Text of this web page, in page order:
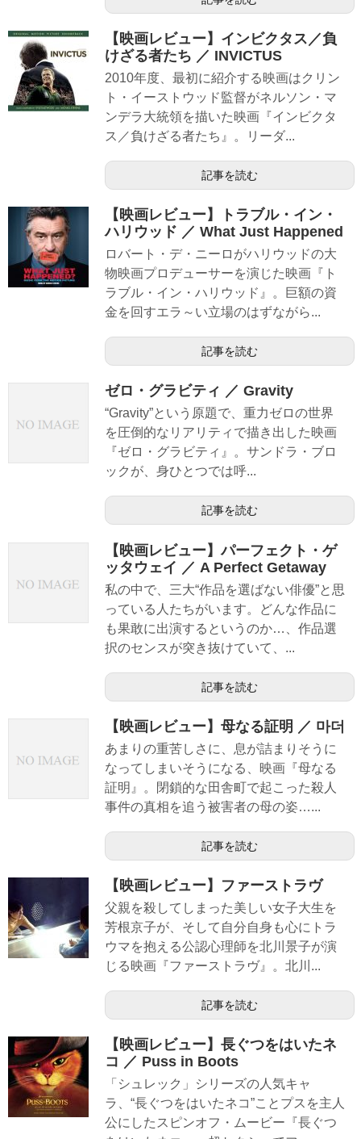
【映画レビュー】インビクタス／負
けざる者たち ／ INVICTUS
2010年度、最初に紹介する映画はクリン
ト・イーストウッド監督がネルソン・マ
ンデラ大統領を描いた映画『インビクタ
ス／負けざる者たち』。リーダ...
記事を読む
【映画レビュー】トラブル・イン・
ハリウッド ／ What Just Happened
ロバート・デ・ニーロがハリウッドの大
物映画プロデューサーを演じた映画『ト
ラブル・イン・ハリウッド』。巨額の資
金を回すエラ～い立場のはずながら...
記事を読む
ゼロ・グラビティ ／ Gravity
“Gravity”という原題で、重力ゼロの世界
を圧倒的なリアリティで描き出した映画
『ゼロ・グラビティ』。サンドラ・ブロ
ックが、身ひとつでは呼...
記事を読む
【映画レビュー】パーフェクト・ゲ
ッタウェイ ／ A Perfect Getaway
私の中で、三大“作品を選ばない俳優”と思
っている人たちがいます。どんな作品に
も果敢に出演するというのか…、作品選
択のセンスが突き抜けていて、...
記事を読む
【映画レビュー】母なる証明 ／ 마더
あまりの重苦しさに、息が詰まりそうに
なってしまいそうになる、映画『母なる
証明』。閉鎖的な田舎町で起こった殺人
事件の真相を追う被害者の母の姿…...
記事を読む
【映画レビュー】ファーストラヴ
父親を殺してしまった美しい女子大生を
芳根京子が、そして自分自身も心にトラ
ウマを抱える公認心理師を北川景子が演
じる映画『ファーストラヴ』。北川...
記事を読む
【映画レビュー】長ぐつをはいたネ
コ ／ Puss in Boots
「シュレック」シリーズの人気キャ
ラ、“長ぐつをはいたネコ”ことプスを主人
公にしたスピンオフ・ムービー『長ぐつ